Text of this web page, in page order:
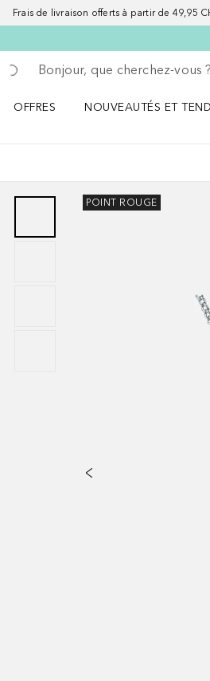
Frais de livraison offerts à partir de 49,95
Retourner
Exécuter la recherche
OFFRES
NOUVEAUTÉS ET
POINT ROUGE